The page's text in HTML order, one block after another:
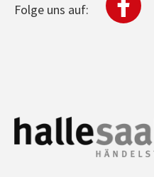
Folge uns auf: